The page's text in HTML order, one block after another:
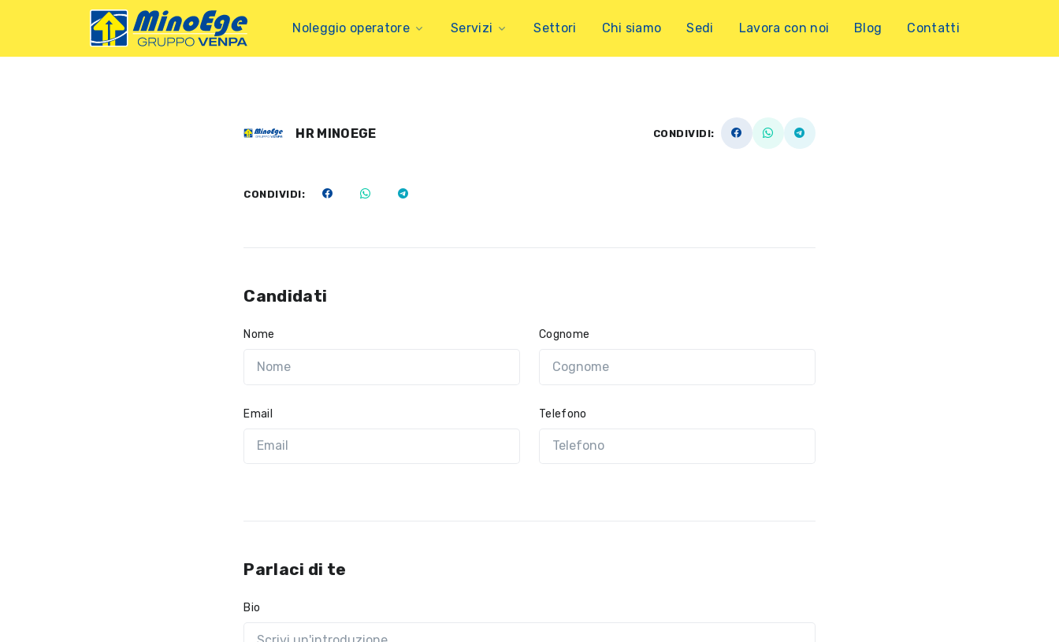
Noleggio operatore Servizi Settori Chi siamo Sedi Lavora con noi Blog Contatti
HR MINOEGE CONDIVIDI:
CONDIVIDI:
Candidati
Nome Cognome
Email Telefono
Parlaci di te
Bio